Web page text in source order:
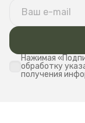
Нажимая
обработку
получения